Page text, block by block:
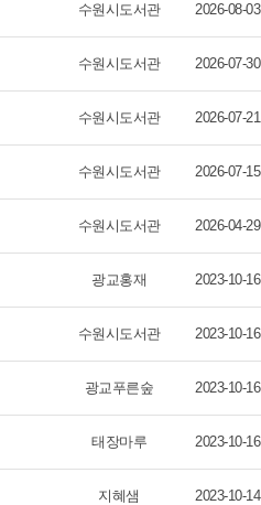
수원시도서관 2026-08-03
수원시도서관 2026-07-30
수원시도서관 2026-07-21
수원시도서관 2026-07-15
수원시도서관 2026-04-29
광교홍재 2023-10-16
수원시도서관 2023-10-16
광교푸른숲 2023-10-16
태장마루 2023-10-16
지혜샘 2023-10-14